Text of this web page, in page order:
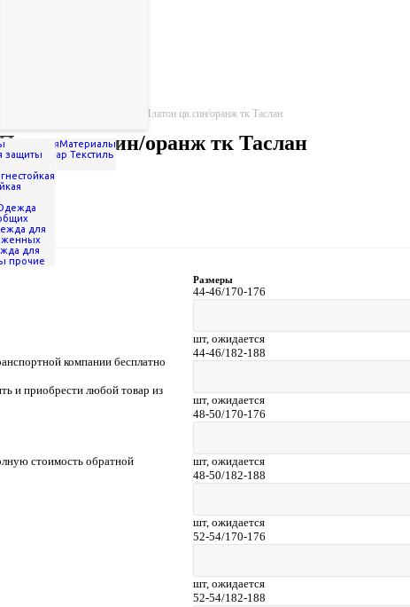
БухгалтерияМатериалы
ПлюсТовар Текстиль
защиты
для
для
прочие
Куртка утепл. сигнальная Платон цв.син/оранж тк Таслан
цв.син/оранж тк Таслан
компании бесплатно
и приобрести любой товар из
стоимость обратной
Размеры
44-46/170-176
шт, ожидается
44-46/182-188
шт, ожидается
48-50/170-176
шт, ожидается
48-50/182-188
шт, ожидается
52-54/170-176
шт, ожидается
52-54/182-188